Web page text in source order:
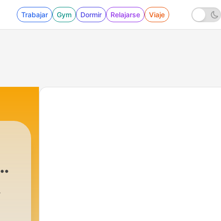
Trabajar Gym Dormir Relajarse Viaje